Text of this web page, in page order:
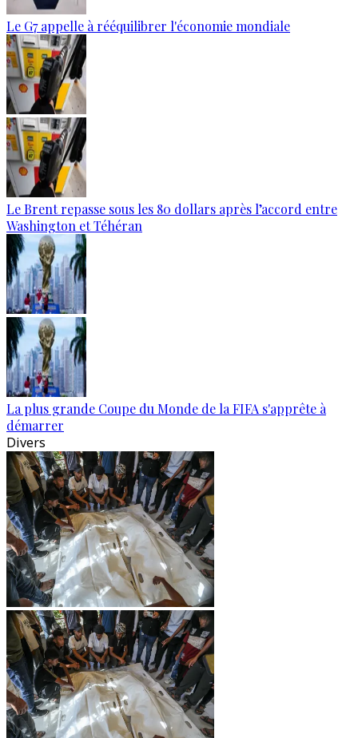
Le G7 appelle à rééquilibrer l'économie mondiale
Le Brent repasse sous les 80 dollars après l’accord entre
Washington et Téhéran
La plus grande Coupe du Monde de la FIFA s'apprête à
démarrer
Divers